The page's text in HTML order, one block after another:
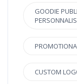
GOODIE
CUSTOM